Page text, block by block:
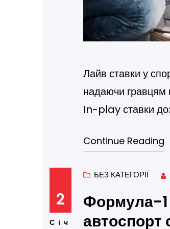
Лайв ставки у
надаючи гравцям
In-play ставки
які приймаються
Continue Reading
2
Січ
БЕЗ КАТЕГОРІЇ
Формула-1
автоспорт